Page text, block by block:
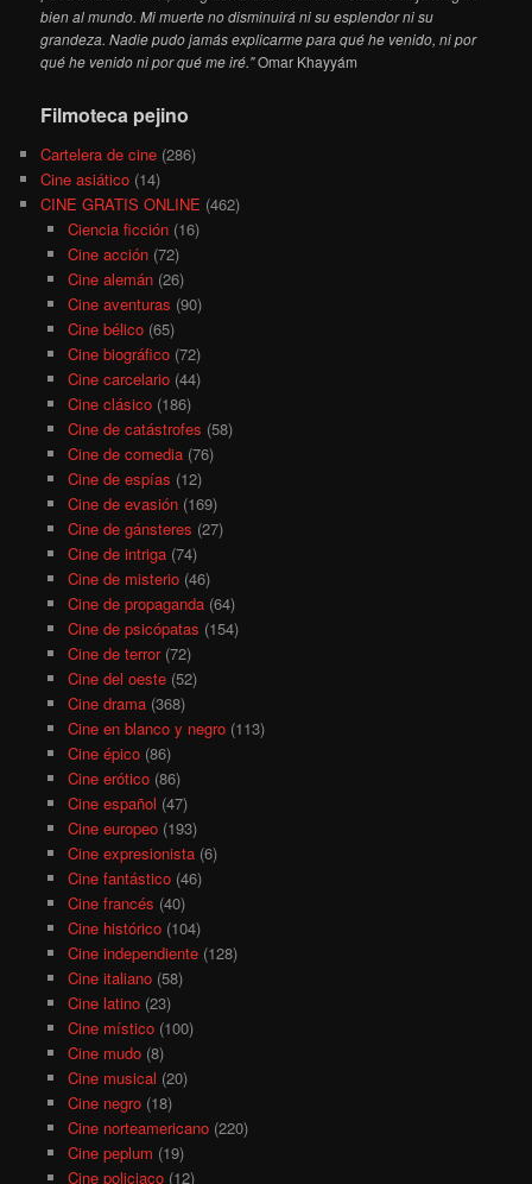
bien al mundo. Mi muerte no disminuirá ni su esplendor ni su
grandeza. Nadie pudo jamás explicarme para qué he venido, ni por
qué he venido ni por qué me iré."Omar Khayyám
Filmoteca pejino
Cartelera de cine (286)
Cine asiático (14)
CINE GRATIS ONLINE (462)
Ciencia ficción(16)
Cine acción(72)
Cine alemán(26)
Cine aventuras (90)
Cine bélico(65)
Cine biográfico(72)
Cine carcelario(44)
Cine clásico(186)
Cine de catástrofes (58)
Cine de comedia(76)
Cine de espías (12)
Cine de evasión(169)
Cine de gánsteres (27)
Cine de intriga(74)
Cine de misterio(46)
Cine de propaganda(64)
Cine de psicópatas (154)
Cine de terror(72)
Cine del oeste(52)
Cine drama(368)
Cine en blanco y negro(113)
Cine épico(86)
Cine erótico(86)
Cine español (47)
Cine europeo(193)
Cine expresionista(6)
Cine fantástico(46)
Cine francés (40)
Cine histórico(104)
Cine independiente(128)
Cine italiano(58)
Cine latino(23)
Cine místico(100)
Cine mudo(8)
Cine musical (20)
Cine negro(18)
Cine norteamericano(220)
Cine peplum (19)
Cine policiaco(12)